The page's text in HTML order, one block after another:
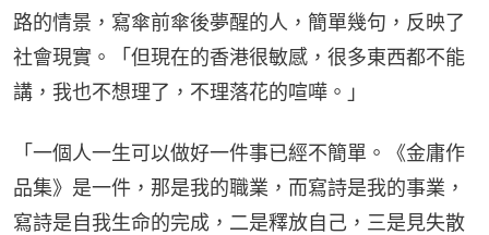
路的情景，寫傘前傘後夢醒的人，簡單幾句，反映了
社會現實。「但現在的香港很敏感，很多東西都不能
講，我也不想理了，不理落花的喧嘩。」
「一個人一生可以做好一件事已經不簡單。《金庸作
品集》是一件，那是我的職業，而寫詩是我的事業，
寫詩是自我生命的完成，二是釋放自己，三是見失散